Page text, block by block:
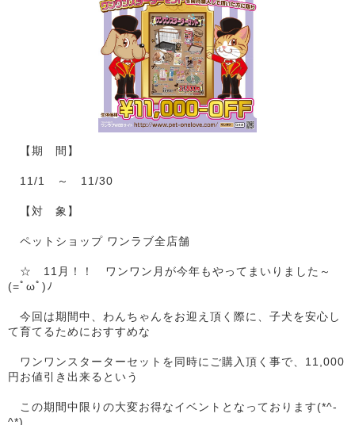
【期 間】
11/1 ～ 11/30
【対 象】
ペットショップ ワンラブ全店舗
☆ 11月！！ ワンワン月が今年もやってまいりました～
(=ﾟωﾟ)ﾉ
今回は期間中、わんちゃんをお迎え頂く際に、子犬を安心し
て育てるためにおすすめな
ワンワンスターターセットを同時にご購入頂く事で、11,000
円お値引き出来るという
この期間中限りの大変お得なイベントとなっております(*^-
^*)